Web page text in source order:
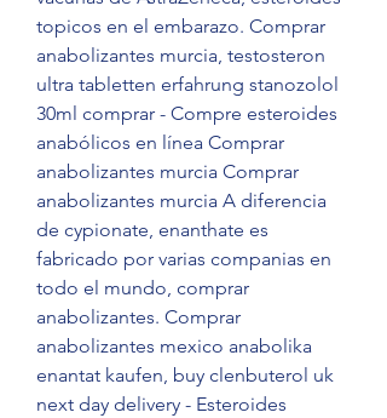
topicos en el embarazo. Comprar
anabolizantes murcia, testosteron
ultra tabletten erfahrung stanozolol
30ml comprar - Compre esteroides
anabólicos en línea Comprar
anabolizantes murcia Comprar
anabolizantes murcia A diferencia
de cypionate, enanthate es
fabricado por varias companias en
todo el mundo, comprar
anabolizantes. Comprar
anabolizantes mexico anabolika
enantat kaufen, buy clenbuterol uk
next day delivery - Esteroides